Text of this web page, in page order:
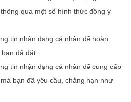
qua một số hình thức đồng ý
tin nhận dạng cá nhân để hoàn
đã đặt.
tin nhận dạng cá nhân để cung cấp
bạn đã yêu cầu, chẳng hạn như